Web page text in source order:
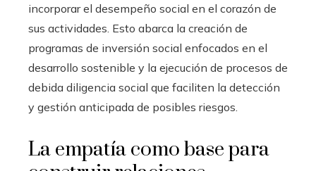
incorporar el desempeño social en el corazón de
sus actividades. Esto abarca la creación de
programas de inversión social enfocados en el
desarrollo sostenible y la ejecución de procesos de
debida diligencia social que faciliten la detección
y gestión anticipada de posibles riesgos.
La empatía como base para